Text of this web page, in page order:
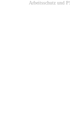
Arbeitsschutz und